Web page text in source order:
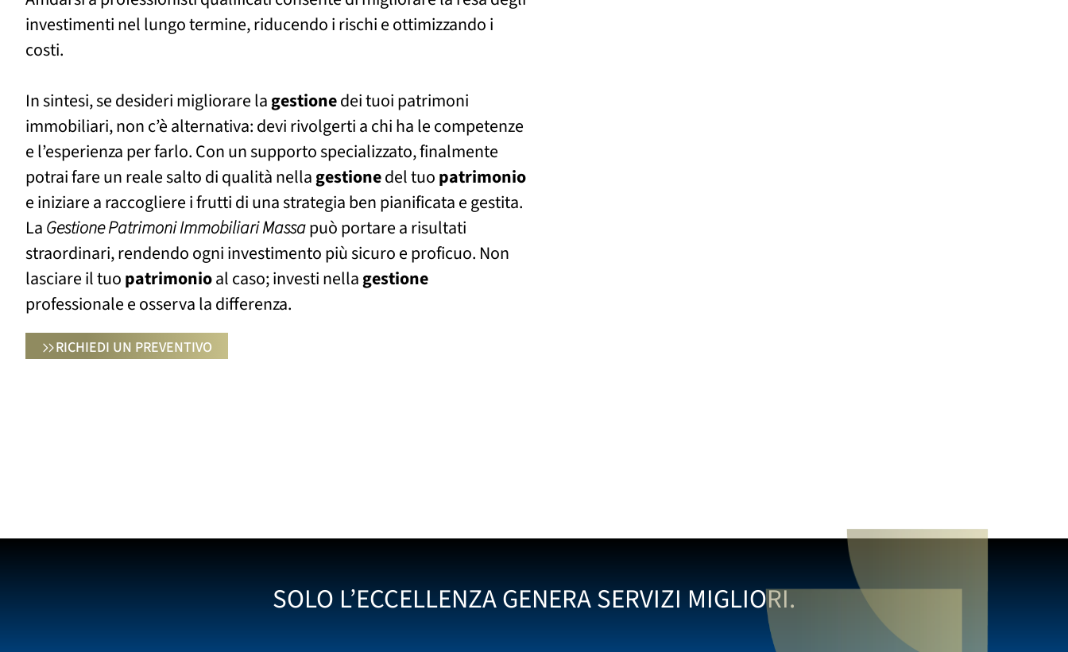
investimenti nel lungo termine, riducendo i rischi e ottimizzando i
costi.
In sintesi, se desideri migliorare lagestionedei tuoi patrimoni
immobiliari, non c’è alternativa: devi rivolgerti a chi ha le competenze
e l’esperienza per farlo. Con un supporto specializzato, finalmente
potrai fare un reale salto di qualità nellagestionedel tuopatrimonio
e iniziare a raccogliere i frutti di una strategia ben pianificata e gestita.
LaGestione Patrimoni Immobiliari Massapuò portare a risultati
straordinari, rendendo ogni investimento più sicuro e proficuo. Non
lasciare il tuopatrimonioal caso; investi nellagestione
professionale e osserva la differenza.
RICHIEDI UN PREVENTIVO
SOLO L’ECCELLENZA GENERA SERVIZI MIGLIORI.